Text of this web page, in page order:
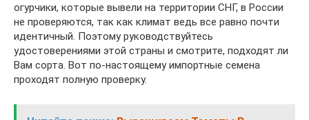
огурчики, которые вывели на территории СНГ, в России
не проверяются, так как климат ведь все равно почти
идентичный. Поэтому руководствуйтесь
удостоверениями этой страны и смотрите, подходят ли
Вам сорта. Вот по-настоящему импортные семена
проходят полную проверку.